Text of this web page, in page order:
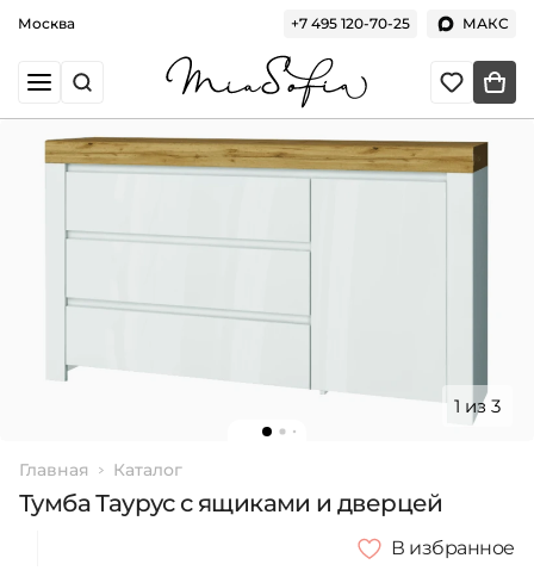
Москва +7 495 120-70-25 МАКС
1 из 3
Главная Каталог
Тумба Таурус с ящиками и дверцей
В избранное